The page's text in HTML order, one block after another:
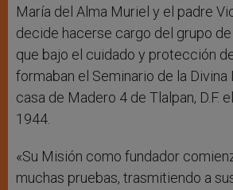
María del Alma Muriel y el padre
decide hacerse cargo del grupo
que bajo el cuidado y protección
formaban el Seminario de la Divina
casa de Madero 4 de Tlalpan, D.F.
1944.
«Su Misión como fundador
muchas pruebas, trasmitiendo a